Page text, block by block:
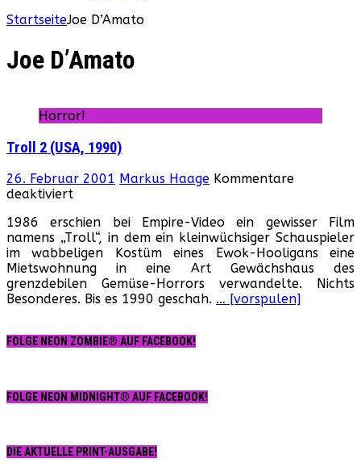
StartseiteJoe D’Amato
Joe D’Amato
Horror!
Troll 2 (USA, 1990)
26. Februar 2001 Markus Haage Kommentare
deaktiviertfür
2
(USA,
1990)
1986 erschien bei Empire-Video ein gewisser Film
namens „Troll“, in dem ein kleinwüchsiger Schauspieler
im wabbeligen Kostüm eines Ewok-Hooligans eine
Mietswohnung in eine Art Gewächshaus des
grenzdebilen Gemüse-Horrors verwandelte. Nichts
Besonderes. Bis es 1990 geschah. … [vorspulen]
FOLGE NEON ZOMBIE® AUF FACEBOOK!
FOLGE NEON MIDNIGHT® AUF FACEBOOK!
DIE AKTUELLE PRINT-AUSGABE!